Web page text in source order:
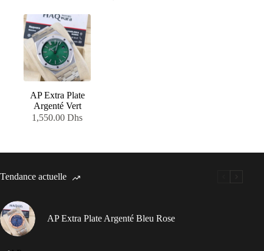
AP Extra Plate
Argenté Vert
1,550.00Dhs
Tendance actuelle
AP Extra Plate Argenté Bleu Rose